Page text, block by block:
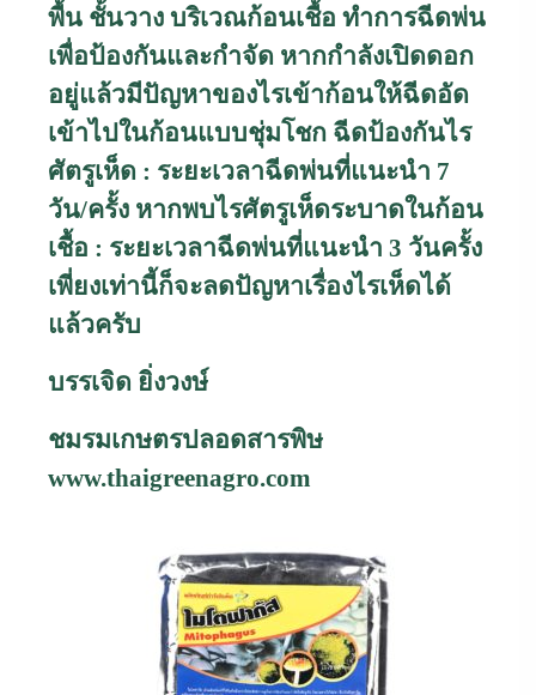
พื้น ชั้นวาง บริเวณก้อนเชื้อ ทำการฉีดพ่น
เพื่อป้องกันและกำจัด หากกำลังเปิดดอก
อยู่แล้วมีปัญหาของไรเข้าก้อนให้ฉีดอัด
เข้าไปในก้อนแบบชุ่มโชก ฉีดป้องกันไร
ศัตรูเห็ด : ระยะเวลาฉีดพ่นที่แนะนำ 7
วัน/ครั้ง หากพบไรศัตรูเห็ดระบาดในก้อน
เชื้อ : ระยะเวลาฉีดพ่นที่แนะนำ 3 วันครั้ง
เพี่ยงเท่านี้ก็จะลดปัญหาเรื่องไรเห็ดได้
แล้วครับ
บรรเจิด ยิ่งวงษ์
ชมรมเกษตรปลอดสารพิษ
www.thaigreenagro.com